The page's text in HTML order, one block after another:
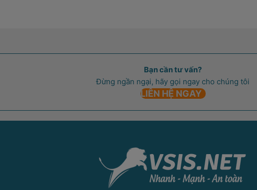
Bạn cần tư vấn?
Đừng ngần ngại, hãy gọi ngay cho chúng tôi
LIÊN HỆ NGAY